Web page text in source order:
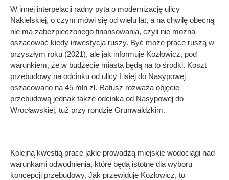
W innej interpelacji radny pyta o modernizację ulicy
Nakielskiej, o czym mówi się od wielu lat, a na chwilę obecną
nie ma zabezpieczonego finansowania, czyli nie można
oszacować kiedy inwestycja ruszy. Być może prace ruszą w
przyszłym roku (2021), ale jak informuje Kozłowicz, pod
warunkiem, że w budżecie miasta będą na to środki. Koszt
przebudowy na odcinku od ulicy Lisiej do Nasypowej
oszacowano na 45 mln zł. Ratusz rozważa objęcie
przebudową jednak także odcinka od Nasypowej do
Wrocławskiej, tuż przy rondzie Grunwaldzkim.
Kolejną kwestią prace jakie prowadzą miejskie wodociągi nad
warunkami odwodnienia, które będą istotne dla wyboru
koncepcji przebudowy. Jak przewiduje Kozłowicz, to